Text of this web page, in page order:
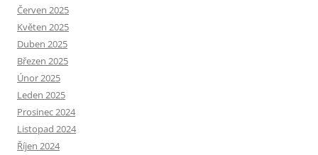
Červen 2025
Květen 2025
Duben 2025
Březen 2025
Únor 2025
Leden 2025
Prosinec 2024
Listopad 2024
Říjen 2024